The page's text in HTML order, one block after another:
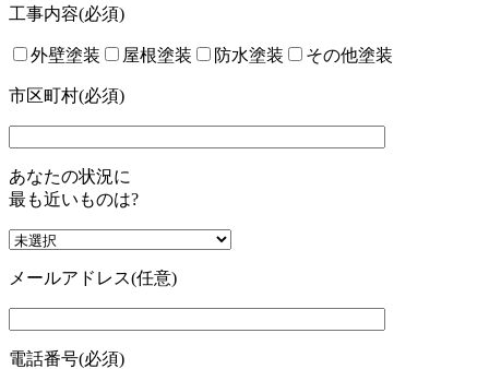
工事内容(必須)
外壁塗装 屋根塗装 防水塗装 その他塗装
市区町村(必須)
あなたの状況に
最も近いものは?
メールアドレス(任意)
電話番号(必須)